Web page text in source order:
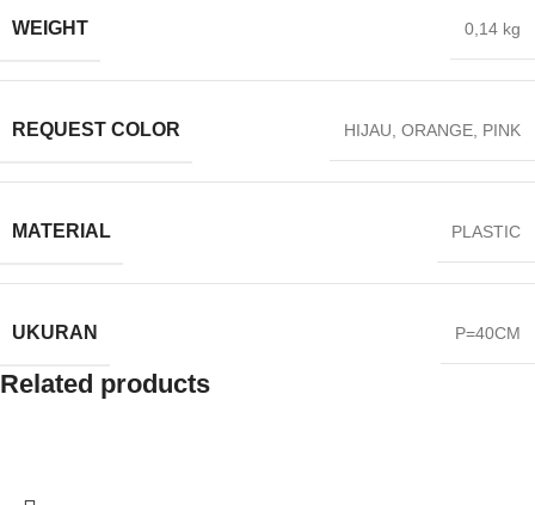
WEIGHT 0,14 kg
REQUEST COLOR HIJAU ORANGE PINK
MATERIAL PLASTIC
UKURAN P=40CM
Related products